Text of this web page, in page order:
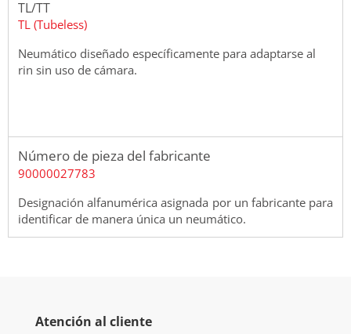
TL/TT
TL (Tubeless)
Neumático diseñado específicamente para adaptarse al
rin sin uso de cámara.
Número de pieza del fabricante
90000027783
Designación alfanumérica asignada por un fabricante para
identificar de manera única un neumático.
Atención al cliente